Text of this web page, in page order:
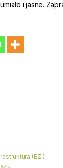
i jasne.
(BZI)